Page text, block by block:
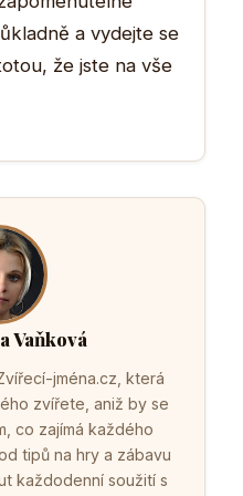
a vydejte se
že jste na vše
Vaňková
jména.cz, která
zvířete, aniž by se
co zajímá každého
tipů na hry a zábavu
každodenní soužití s